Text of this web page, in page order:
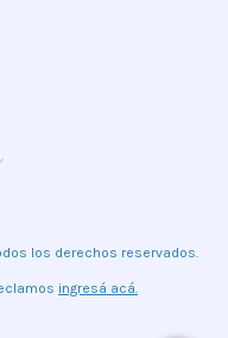
los derechos reservados.
ingresá acá.